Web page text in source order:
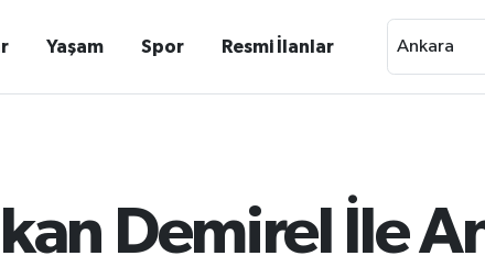
Yaşam Spor Resmi İlanlar Ankara
Demirel İle